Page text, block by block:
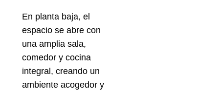
En planta baja, el
espacio se abre con
una amplia sala,
comedor y cocina
integral, creando un
ambiente acogedor y